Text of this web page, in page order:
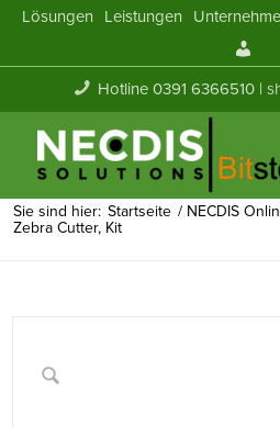
Lösungen Leistungen
Hotline 0391 6366510 |
Sie sind hier: Startseite / NECDIS
Zebra Cutter, Kit